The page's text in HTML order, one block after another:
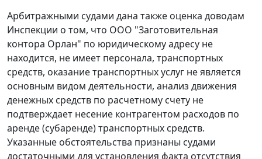
Арбитражными судами дана также оценка доводам
Инспекции о том, что ООО "Заготовительная
контора Орлан" по юридическому адресу не
находится, не имеет персонала, транспортных
средств, оказание транспортных услуг не является
основным видом деятельности, анализ движения
денежных средств по расчетному счету не
подтверждает несение контрагентом расходов по
аренде (субаренде) транспортных средств.
Указанные обстоятельства признаны судами
достаточными для установления факта отсутствия